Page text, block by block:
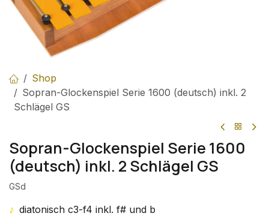
Shop
Sopran-Glockenspiel Serie 1600 (deutsch) inkl. 2
Schlägel GS
Sopran-Glockenspiel Serie 1600
(deutsch) inkl. 2 Schlägel GS
GSd
♪ diatonisch c3-f4 inkl. f# und b